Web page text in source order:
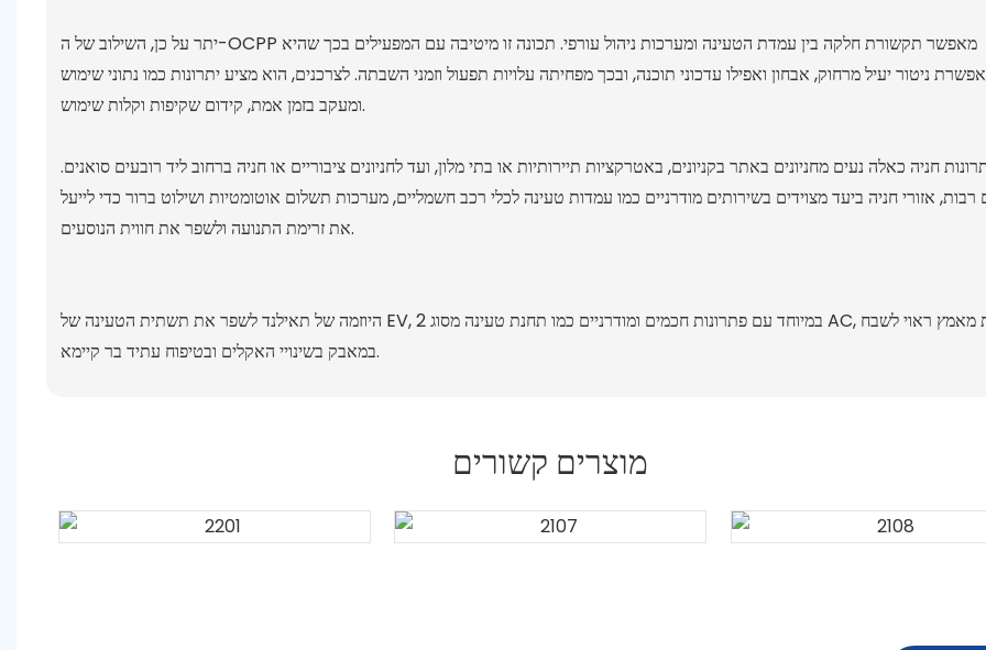
יתר על כן, השילוב של ה-OCPP מאפשר תקשורת חלקה בין עמדת הטעינה ומערכות ניהול עורפי. תכונה זו מיטיבה עם המפעילים בכך שהיא
ניטור יעיל מרחוק, אבחון ואפילו עדכוני תוכנה, ובכך מפחיתה עלויות תפעול וזמני השבתה. לצרכנים, הוא מציע יתרונות כמו נתוני שימוש
ומעקב בזמן אמת, קידום שקיפות וקלות שימוש.
חניה כאלה נעים מחניונים באתר בקניונים, באטרקציות תיירותיות או בתי מלון, ועד לחניונים ציבוריים או חניה ברחוב ליד רובעים סואנים.
רבות, אזורי חניה ביעד מצוידים בשירותים מודרניים כמו עמדות טעינה לכלי רכב חשמליים, מערכות תשלום אוטומטיות ושילוט ברור כדי לייעל
את זרימת התנועה ולשפר את חווית הנוסעים.
היוזמה של תאילנד לשפר את תשתית הטעינה של EV, במיוחד עם פתרונות חכמים ומודרניים כמו תחנת טעינה מסוג 2 AC, מייצגת מאמץ ראוי לשבח
במאבק בשינויי האקלים ובטיפוח עתיד בר קיימא.
מוצרים קשורים